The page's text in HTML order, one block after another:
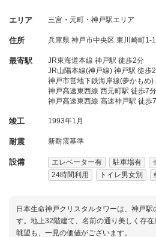
エリア 三宮・元町・神戸駅エリア
住所 兵庫県 神戸市中央区 東川崎町1-
最寄駅
JR東海道本線 神戸駅 徒歩2分
JR山陽本線(神戸線) 神戸駅 徒歩
神戸市営地下鉄海岸線(夢かもめ
神戸高速東西線 西元町駅 徒歩7分
神戸高速東西線 高速神戸駅 徒歩
竣工 1993年1月
耐震 新耐震基準
設備 エレベーター有 駐車場有
24時間利用
トイレ男女別
日本生命神戸クリスタルタワーは、神戸
す。地上32階建て、名前の通り美しく存
眺望も、一見の価値がございます。